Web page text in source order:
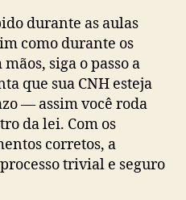
durante as aulas
como durante os
siga o passo a
que sua CNH esteja
— assim você roda
da lei. Com os
corretos, a
trivial e seguro